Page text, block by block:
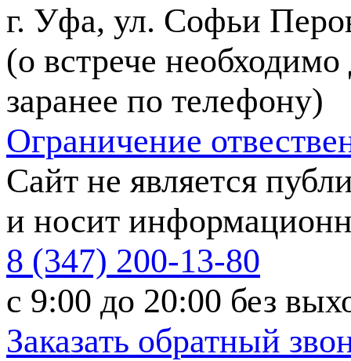
г. Уфа, ул. Софьи
(о встрече необходимо
заранее по телефону)
Ограничение
Сайт не является
и носит
8 (347) 200-13-80
с 9:00 до 20:00 без
Заказать обратный